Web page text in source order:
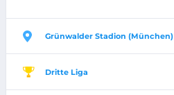
Grünwalder Stadion (München)
Dritte Liga